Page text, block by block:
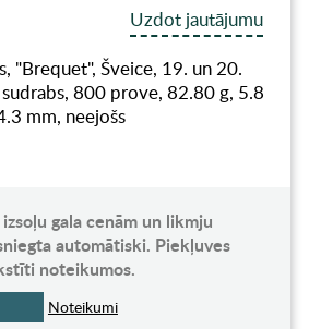
Uzdot jautājumu
"Brequet", Šveice, 19. un 20.
800 prove, 82.80 g, 5.8
mm, neejošs
gala cenām un likmju
automātiski. Piekļuves
noteikumos.
Noteikumi